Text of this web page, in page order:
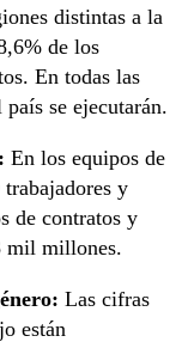
distintas a la
de los
En todas las
se ejecutarán.
En los equipos de
y
de contratos y
mil millones.
Las cifras
están